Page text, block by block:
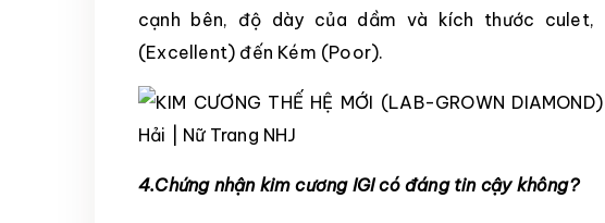
cạnh bên, độ dày của dầm và kích thước
(Excellent) đến Kém (Poor).
4.Chứng nhận kim cương IGI có đáng tin cậy không?